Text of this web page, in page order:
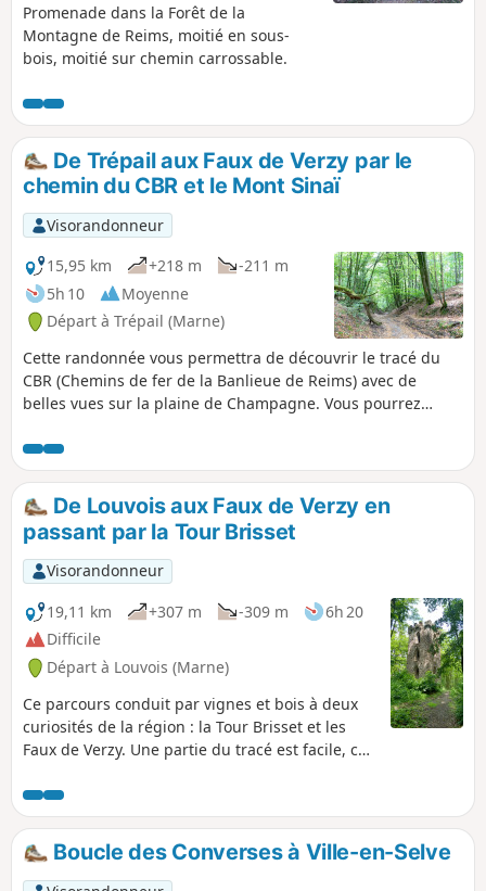
Promenade dans la Forêt de la
Montagne de Reims, moitié en sous-
bois, moitié sur chemin carrossable.
De Trépail aux Faux de Verzy par le
chemin du CBR et le Mont Sinaï
Visorandonneur
15,95 km
+218 m
-211 m
5h 10
Moyenne
Départ à Trépail (Marne)
Cette randonnée vous permettra de découvrir le tracé du
CBR (Chemins de fer de la Banlieue de Reims) avec de
belles vues sur la plaine de Champagne. Vous pourrez
touristique trop fréquenté. Boucle possible à l'Observatoire
du Sinaï avec une vue spectaculaire sur la vallée.
De Louvois aux Faux de Verzy en
passant par la Tour Brisset
Visorandonneur
19,11 km
+307 m -309 m
6h 20
Difficile
Départ à Louvois (Marne)
Ce parcours conduit par vignes et bois à deux
curiosités de la région : la Tour Brisset et les
Faux de Verzy. Une partie du tracé est facile, car
nécessite d'utiliser l'application Visorando ou la
carte. Sans le crochet par les Faux de Verzy, la
randonnée fait 15 km. Mise à jour de mai 2026 :
les chemins en fin de circuit, dans le secteur "La
plaine d'Ambonnay" ont été dévastés par des
Boucle des Converses à Ville-en-Selve